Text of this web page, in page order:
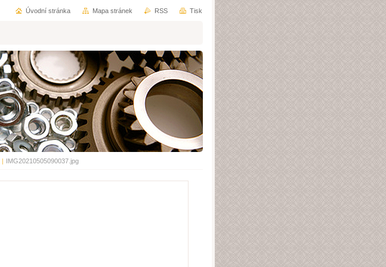
| IMG20210505090037.jpg
Úvodní stránka Mapa stránek RSS Tisk